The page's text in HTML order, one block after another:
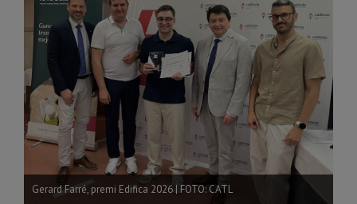
Gerard Farré, premi Edifica 2026 | FOTO: CATL